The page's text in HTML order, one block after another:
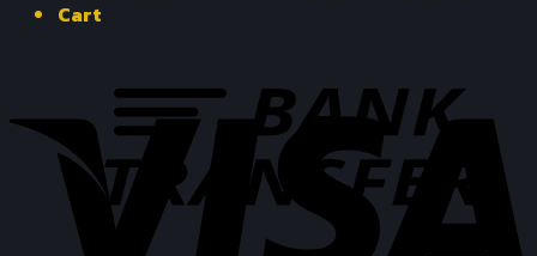
Cart